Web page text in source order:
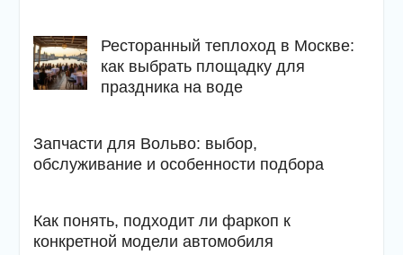
Ресторанный теплоход в Москве:
как выбрать площадку для
праздника на воде
Запчасти для Вольво: выбор,
обслуживание и особенности подбора
Как понять, подходит ли фаркоп к
конкретной модели автомобиля